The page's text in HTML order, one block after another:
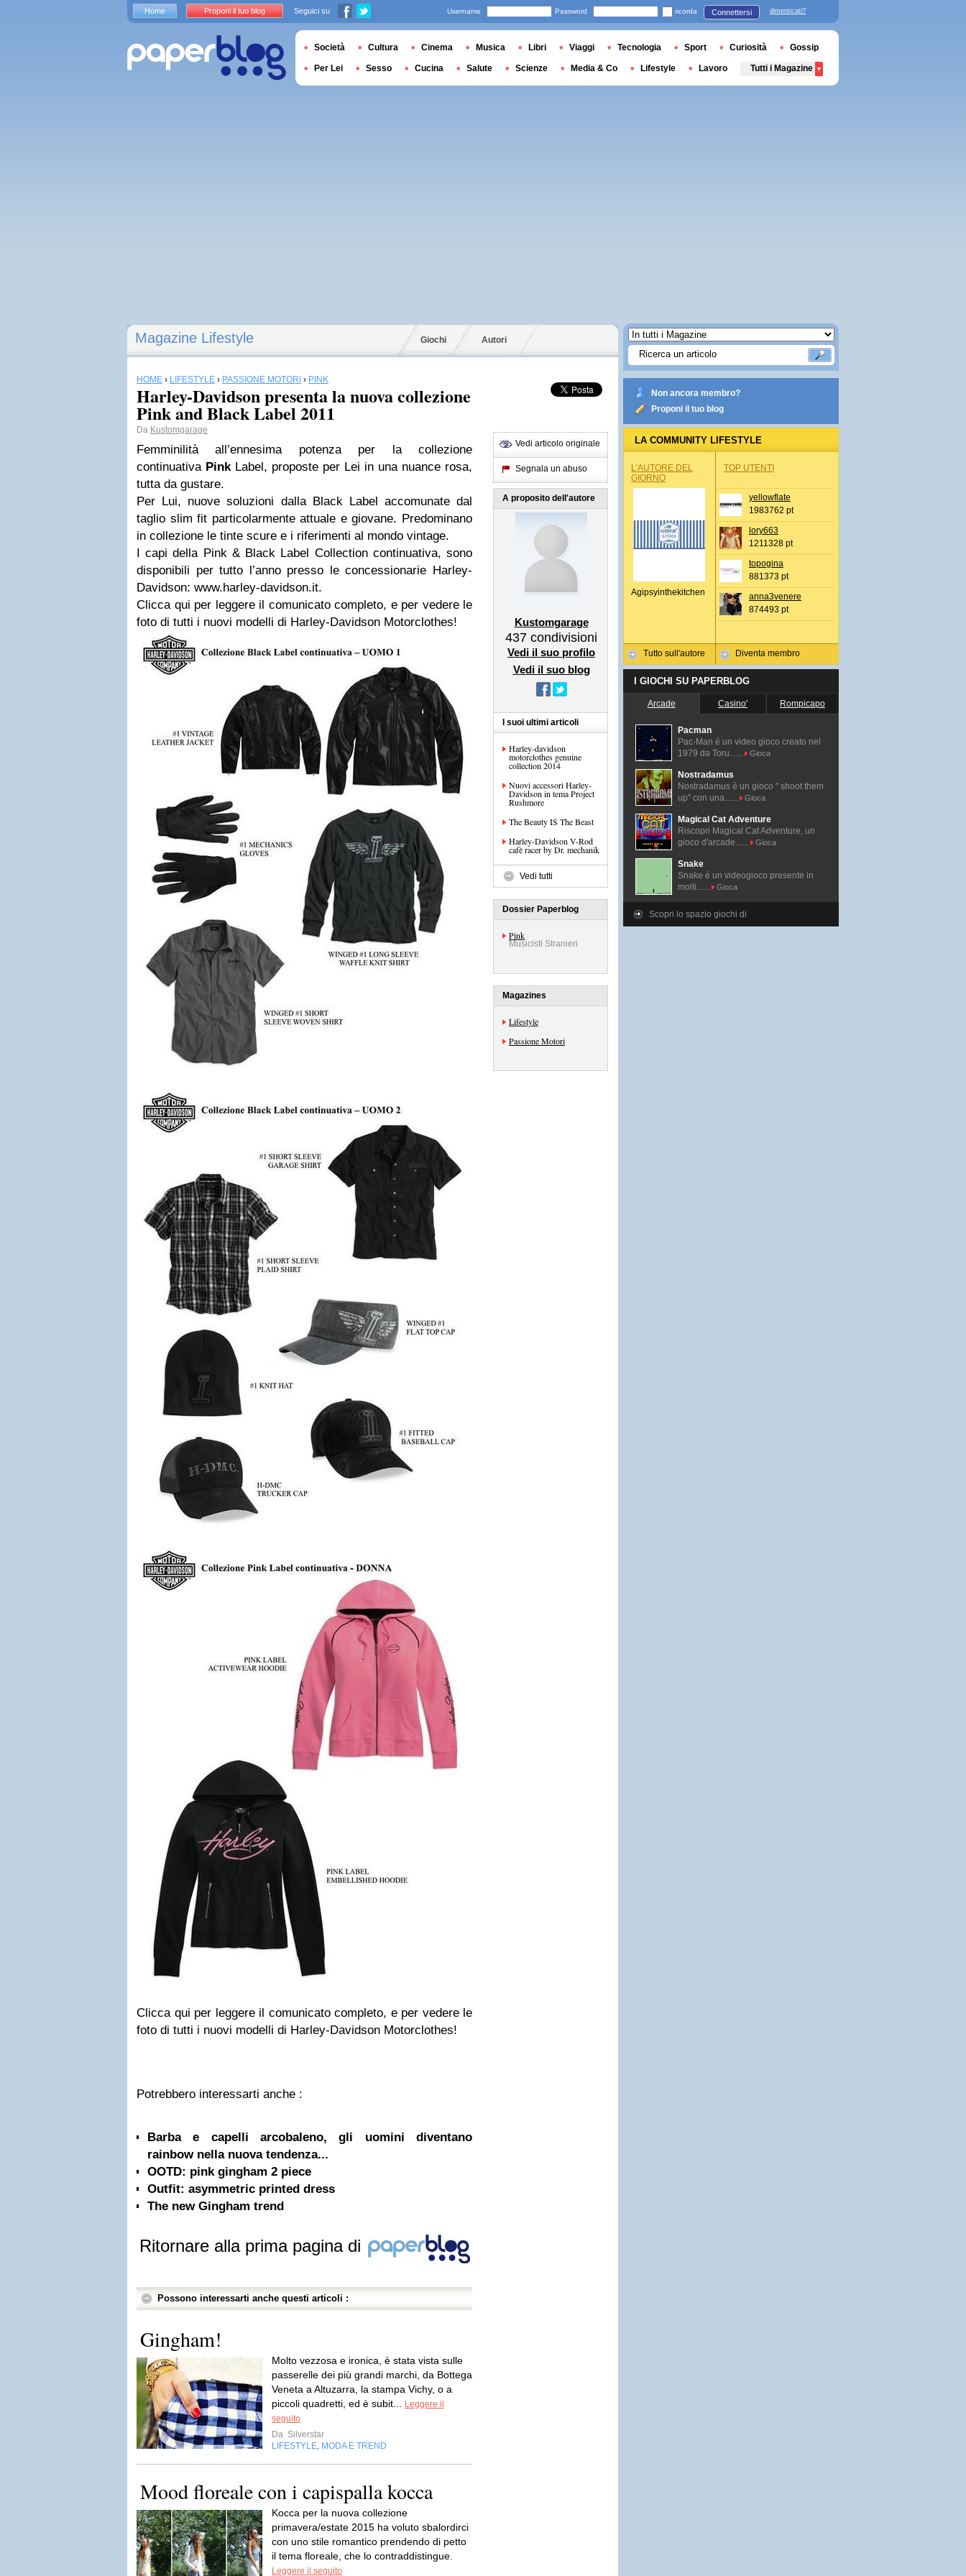
Magazine Lifestyle Giochi Autori
HOME › LIFESTYLE › PASSIONE MOTORI › PINK
Harley-Davidson presenta la nuova collezione
Pink and Black Label 2011
Da Kustomgarage
Femminilità all’ennesima potenza per la collezione
continuativa PinkLabel, proposte per Lei in una nuance rosa,
tutta da gustare.
Per Lui, nuove soluzioni dalla Black Label accomunate dal
taglio slim fit particolarmente attuale e giovane. Predominano
in collezione le tinte scure e i riferimenti al mondo vintage.
I capi della Pink & Black Label Collection continuativa, sono
disponibili per tutto l’anno presso le concessionarie Harley-
Davidson: www.harley-davidson.it.
Clicca qui per leggere il comunicato completo, e per vedere le
foto di tutti i nuovi modelli di Harley-Davidson Motorclothes!
Clicca qui per leggere il comunicato completo, e per vedere le
foto di tutti i nuovi modelli di Harley-Davidson Motorclothes!
Potrebbero interessarti anche :
Barba e capelli arcobaleno, gli uomini diventano
rainbow nella nuova tendenza...
OOTD: pink gingham 2 piece
Outfit: asymmetric printed dress
The new Gingham trend
Ritornare alla prima pagina di
Possono interessarti anche questi articoli :
Gingham!
Molto vezzosa e ironica, è stata vista sulle
passerelle dei più grandi marchi, da Bottega
Veneta a Altuzarra, la stampa Vichy, o a
piccoli quadretti, ed è subit...
Leggere il
seguito
Da Silverstar
LIFESTYLE MODA E TREND
Mood floreale con i capispalla kocca
Kocca per la nuova collezione
primavera/estate 2015 ha voluto sbalordirci
con uno stile romantico prendendo di petto
il tema floreale, che lo contraddistingue.
Leggere il seguito
Vedi articolo originale
Segnala un abuso
A proposito dell'autore
Kustomgarage
437 condivisioni
Vedi il suo profilo
Vedi il suo blog
I suoi ultimi articoli
Harley-davidson
motorclothes genuine
collection 2014
Nuovi accessori Harley-
Davidson in tema Project
Rushmore
The Beauty IS The Beast
Harley-Davidson V-Rod
cafè racer by Dr. mechanik
Vedi tutti
Dossier Paperblog
Pink
Musicisti Stranieri
Magazines
Lifestyle
Passione Motori
Non ancora membro?
Proponi il tuo blog
LA COMMUNITY LIFESTYLE
L'AUTORE DEL
GIORNO
Agipsyinthekitchen
Tutto sull'autore
TOP UTENTI
yellowflate
1983762 pt
lory663
1211328 pt
topogina
881373 pt
anna3venere
874493 pt
Diventa membro
I GIOCHI SU PAPERBLOG
Arcade Casino' Rompicapo
Pacman
Pac-Man é un video gioco creato nel
1979 da Toru......
Gioca
Nostradamus
Nostradamus è un gioco " shoot them
up" con una......
Gioca
Magical Cat Adventure
Riscopri Magical Cat Adventure, un
gioco d'arcade......
Gioca
Snake
Snake è un videogioco presente in
molti......
Gioca
Scopri lo spazio giochi di
Home Proponi il tuo blog Seguici su Username Password ricorda Connettersi dimenticati?
Società Cultura Cinema Musica Libri Viaggi Tecnologia Sport Curiosità Gossip
Per Lei Sesso Cucina Salute Scienze Media & Co Lifestyle Lavoro Tutti i Magazine